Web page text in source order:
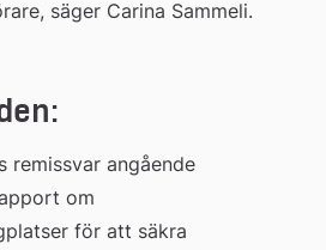
säger Carina Sammeli.
remissvar angående
om
för att säkra